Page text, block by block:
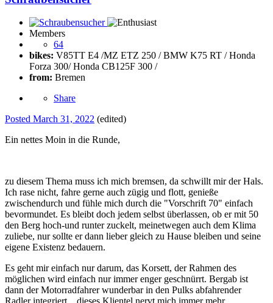
Members
64
bikes: V85TT E4 /MZ ETZ 250 / BMW K75 RT / Honda
Forza 300/ Honda CB125F 300 /
from: Bremen
Share
Posted March 31, 2022 (edited)
Ein nettes Moin in die Runde,
zu diesem Thema muss ich mich bremsen, da schwillt mir der Hals.
Ich rase nicht, fahre gerne auch zügig und flott, genieße
zwischendurch und fühle mich durch die "Vorschrift 70" einfach
bevormundet. Es bleibt doch jedem selbst überlassen, ob er mit 50
den Berg hoch-und runter zuckelt, meinetwegen auch dem Klima
zuliebe, nur sollte er dann lieber gleich zu Hause bleiben und seine
eigene Existenz bedauern.
Es geht mir einfach nur darum, das Korsett, der Rahmen des
möglichen wird einfach nur immer enger geschnürrt. Bergab ist
dann der Motorradfahrer wunderbar in den Pulks abfahrender